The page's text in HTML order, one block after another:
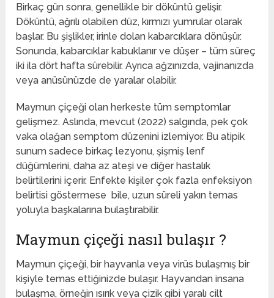
Birkaç gün sonra, genellikle bir döküntü gelişir.
Döküntü, ağrılı olabilen düz, kırmızı yumrular olarak
başlar. Bu şişlikler, irinle dolan kabarcıklara dönüşür.
Sonunda, kabarcıklar kabuklanır ve düşer – tüm süreç
iki ila dört hafta sürebilir. Ayrıca ağzınızda, vajinanızda
veya anüsünüzde de yaralar olabilir.
Maymun çiçeği olan herkeste tüm semptomlar
gelişmez. Aslında, mevcut (2022) salgında, pek çok
vaka olağan semptom düzenini izlemiyor. Bu atipik
sunum sadece birkaç lezyonu, şişmiş lenf
düğümlerini, daha az ateşi ve diğer hastalık
belirtilerini içerir. Enfekte kişiler çok fazla enfeksiyon
belirtisi göstermese bile, uzun süreli yakın temas
yoluyla başkalarına bulaştırabilir.
Maymun çiçeği nasıl bulaşır ?
Maymun çiçeği, bir hayvanla veya virüs bulaşmış bir
kişiyle temas ettiğinizde bulaşır. Hayvandan insana
bulaşma, örneğin ısırık veya çizik gibi yaralı cilt